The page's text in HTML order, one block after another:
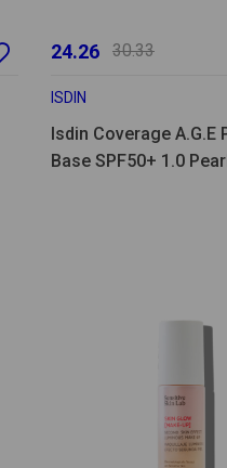
24.26 30.33
ISDIN
Isdin Coverage A.G.E
Base SPF50+ 1.0